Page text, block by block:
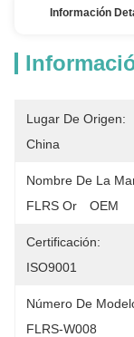
Información
Lugar De Origen:
China
Nombre De La
FLRS Or　OEM
Certificación:
ISO9001
Número De
FLRS-W008